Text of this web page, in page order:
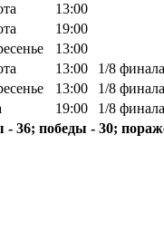
13:00
19:00
13:00
13:00 1/8
13:00 1/8
19:00 1/8
- 36; победы - 30;